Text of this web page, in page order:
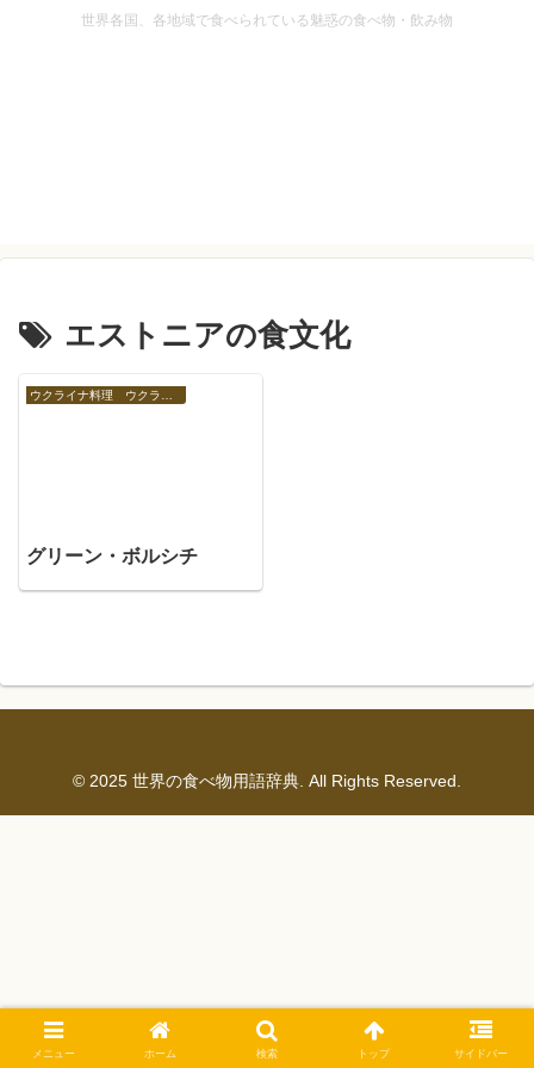
世界各国、各地域で食べられている魅惑の食べ物・飲み物
エストニアの食文化
グリーン・ボルシチ
© 2025 世界の食べ物用語辞典. All Rights Reserved.
メニュー ホーム 検索 トップ サイドバー